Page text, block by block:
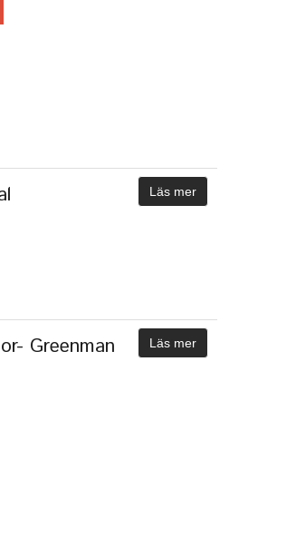
Läs mer
Greenman Läs mer